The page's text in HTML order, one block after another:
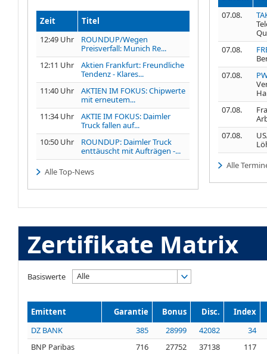
Zeit
Titel
12:49 Uhr
ROUNDUP/Wegen
Preisverfall: Munich Re...
12:11 Uhr
Aktien Frankfurt: Freundliche
Tendenz - Klares...
11:40 Uhr
AKTIEN IM FOKUS: Chipwerte
mit erneutem...
11:34 Uhr
AKTIE IM FOKUS: Daimler
Truck fallen auf...
10:50 Uhr
ROUNDUP: Daimler Truck
enttäuscht mit Aufträgen -...
Alle Top-News
07.08.
07.08.
07.08.
07.08.
07.08.
Alle
Zertifikate Matrix
Basiswerte Alle
Emittent Garantie Bonus Disc.
Index
DZ BANK
385 28999 42082
34
BNP Paribas
716 27752 37138
117